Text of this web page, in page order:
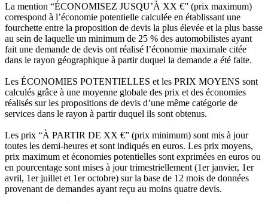
La mention “ÉCONOMISEZ JUSQU’À XX €” (prix maximum)
correspond à l’économie potentielle calculée en établissant une
fourchette entre la proposition de devis la plus élevée et la plus basse
au sein de laquelle un minimum de 25 % des automobilistes ayant
fait une demande de devis ont réalisé l’économie maximale citée
dans le rayon géographique à partir duquel la demande a été faite.
Les ÉCONOMIES POTENTIELLES et les PRIX MOYENS sont
calculés grâce à une moyenne globale des prix et des économies
réalisés sur les propositions de devis d’une même catégorie de
services dans le rayon à partir duquel ils sont obtenus.
Les prix “À PARTIR DE XX €” (prix minimum) sont mis à jour
toutes les demi-heures et sont indiqués en euros. Les prix moyens,
prix maximum et économies potentielles sont exprimées en euros ou
en pourcentage sont mises à jour trimestriellement (1er janvier, 1er
avril, 1er juillet et 1er octobre) sur la base de 12 mois de données
provenant de demandes ayant reçu au moins quatre devis.